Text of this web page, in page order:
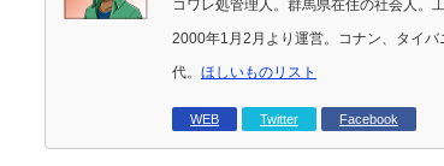
コワレ処管理人。群馬県在住の社会人。
2000年1月2月より運営。コナン、タイ
代。 ほしいものリスト
WEB Twitter Facebook